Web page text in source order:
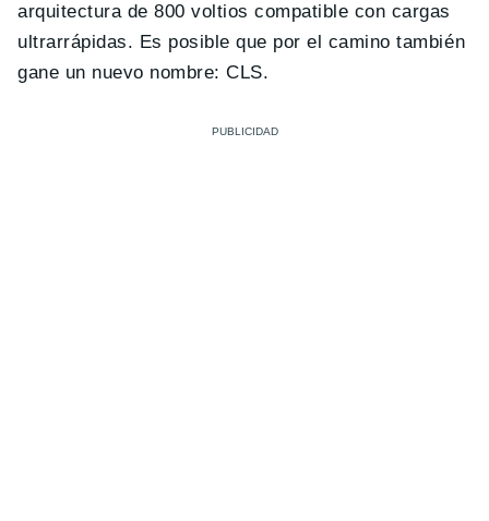
arquitectura de 800 voltios compatible con cargas
ultrarrápidas. Es posible que por el camino también
gane un nuevo nombre: CLS.